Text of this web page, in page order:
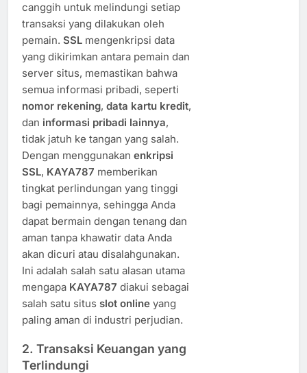
canggih untuk melindungi setiap
transaksi yang dilakukan oleh
pemain. SSL mengenkripsi data
yang dikirimkan antara pemain dan
server situs, memastikan bahwa
semua informasi pribadi, seperti
nomor rekening, data kartu kredit,
dan informasi pribadi lainnya,
tidak jatuh ke tangan yang salah.
Dengan menggunakan enkripsi
SSL, KAYA787 memberikan
tingkat perlindungan yang tinggi
bagi pemainnya, sehingga Anda
dapat bermain dengan tenang dan
aman tanpa khawatir data Anda
akan dicuri atau disalahgunakan.
Ini adalah salah satu alasan utama
mengapa KAYA787 diakui sebagai
salah satu situs slot online yang
paling aman di industri perjudian.
2. Transaksi Keuangan yang
Terlindungi